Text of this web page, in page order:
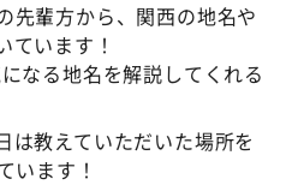
先輩方から、関西の地名や
ています！
なる地名を解説してくれる
は教えていただいた場所を
います！